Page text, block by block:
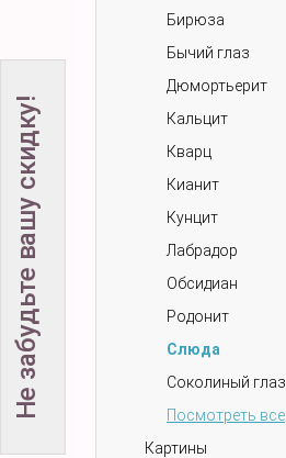
Бирюза
Бычий глаз
Дюмортьерит
Кальцит
Кварц
Кианит
Кунцит
Лабрадор
Обсидиан
Родонит
Слюда
Соколиный глаз
Посмотреть все
Картины
Не забудьте вашу скидку!